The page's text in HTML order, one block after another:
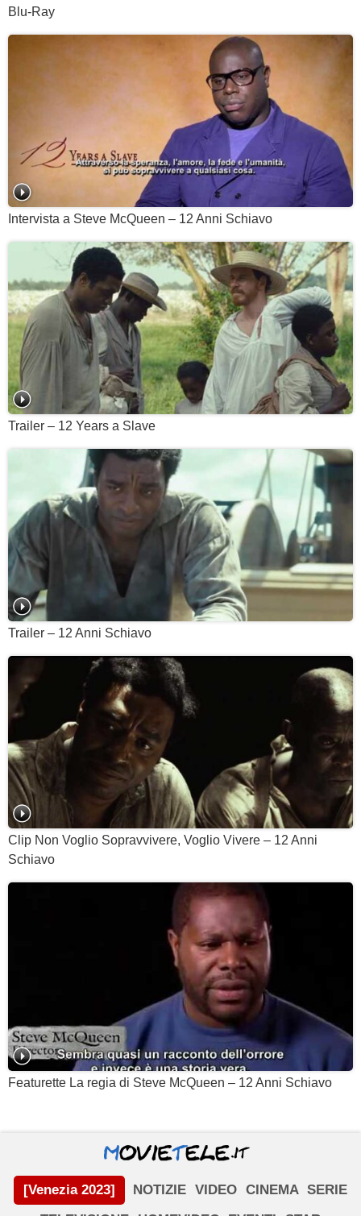
Blu-Ray
Intervista a Steve McQueen – 12 Anni Schiavo
Trailer – 12 Years a Slave
Trailer – 12 Anni Schiavo
Clip Non Voglio Sopravvivere, Voglio Vivere – 12 Anni
Schiavo
Featurette La regia di Steve McQueen – 12 Anni Schiavo
[Venezia 2023] NOTIZIE VIDEO CINEMA SERIE